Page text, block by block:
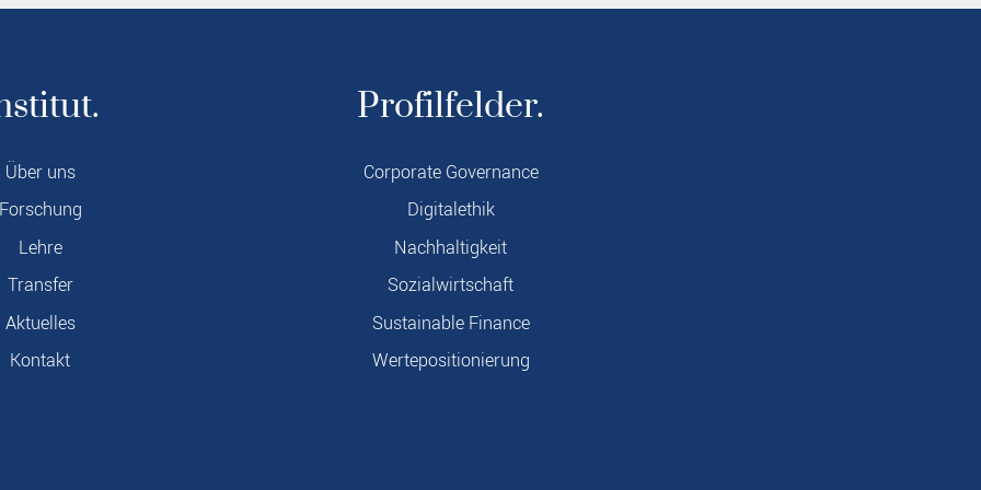
Über uns
Lehre
Transfer
Aktuelles
Kontakt
Profilfelder.
Corporate Governance
Digitalethik
Nachhaltigkeit
Sozialwirtschaft
Sustainable Finance
Wertepositionierung